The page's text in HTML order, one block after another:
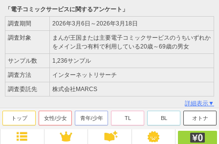
「電子コミックサービスに関するアンケート」
調査期間 2026年3月6日～2026年3月18日
調査対象
まんが王国または主要電子コミックサービスのうちいずれか
をメイン且つ有料で利用している20歳～69歳の男女
サンプル数 1,236サンプル
調査方法 インターネットリサーチ
調査委託先 株式会社MARCS
詳細表示▼
トップ 女性/少女 青年/少年 TL BL オトナ